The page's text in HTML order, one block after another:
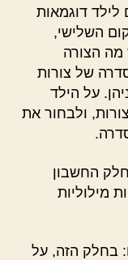
לילד דוגמאות
השלישי,
מה הצורה
של צורות
על הילד
ולבחור את
החשבון
מילוליות
בחלק הזה, על